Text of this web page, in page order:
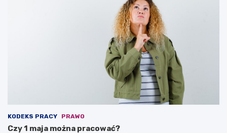
KODEKS PRACY PRAWO
Czy 1 maja można pracować?